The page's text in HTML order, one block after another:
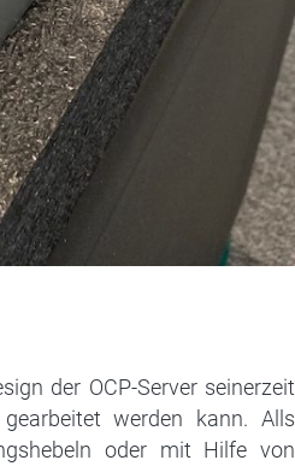
der OCP-Server seinerzeit
werden kann. Alls
oder mit Hilfe von